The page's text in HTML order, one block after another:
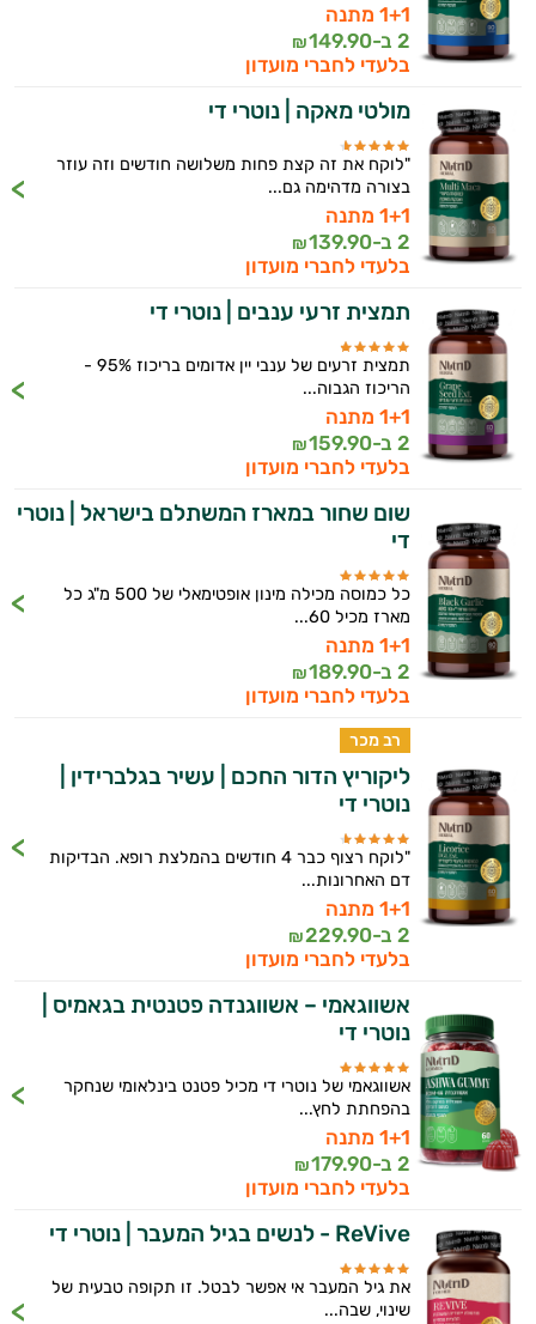
1+1 מתנה
2 ב-
149.90
₪
בלעדי לחברי מועדון
מולטי מאקה | נוטרי די
"לוקח את זה קצת פחות משלושה חודשים וזה עוזר
בצורה מדהימה גם...
1+1 מתנה
2 ב-
139.90
₪
בלעדי לחברי מועדון
תמצית זרעי ענבים | נוטרי די
תמצית זרעים של ענבי יין אדומים בריכוז 95% -
הריכוז הגבוה...
1+1 מתנה
2 ב-
159.90
₪
בלעדי לחברי מועדון
שום שחור במארז המשתלם בישראל | נוטרי
די
כל כמוסה מכילה מינון אופטימאלי של 500 מ"ג כל
מארז מכיל 60...
1+1 מתנה
2 ב-
189.90
₪
בלעדי לחברי מועדון
רב מכר
ליקוריץ הדור החכם | עשיר בגלברידין |
נוטרי די
"לוקח רצוף כבר 4 חודשים בהמלצת רופא. הבדיקות
דם האחרונות...
1+1 מתנה
2 ב-
229.90
₪
בלעדי לחברי מועדון
אשווגאמי – אשווגנדה פטנטית בגאמיס |
נוטרי די
אשווגאמי של נוטרי די מכיל פטנט בינלאומי שנחקר
בהפחתת לחץ...
1+1 מתנה
2 ב-
179.90
₪
בלעדי לחברי מועדון
ReVive - לנשים בגיל המעבר | נוטרי די
את גיל המעבר אי אפשר לבטל. זו תקופה טבעית של
שינוי, שבה...